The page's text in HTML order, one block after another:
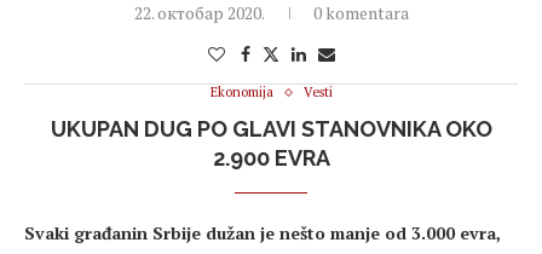
22. октобар 2020. 0 komentara
Ekonomija Vesti
UKUPAN DUG PO GLAVI STANOVNIKA OKO
2.900 EVRA
Svaki građanin Srbije dužan je nešto manje od 3.000 evra,